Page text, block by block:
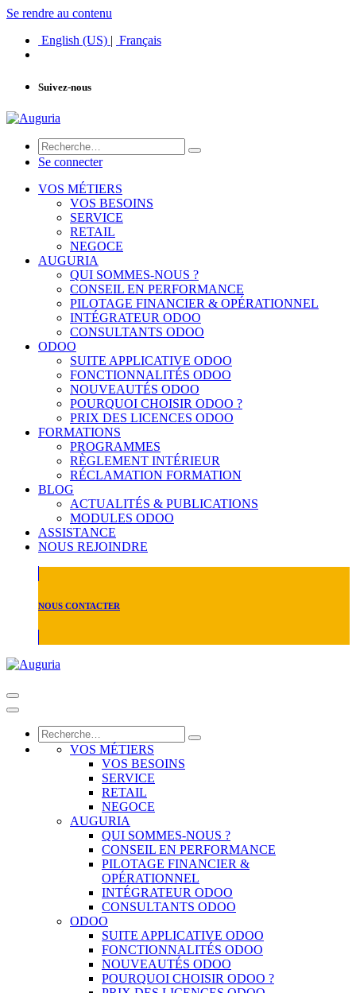
Se rendre au contenu
English (US) | Français
Suivez-nous
Se connecter
VOS MÉTIERS
VOS BESOINS
SERVICE
RETAIL
NEGOCE
AUGURIA
QUI SOMMES-NOUS ?
CONSEIL EN PERFORMANCE
PILOTAGE FINANCIER & OPÉRATIONNEL
INTÉGRATEUR ODOO
CONSULTANTS ODOO
ODOO
SUITE APPLICATIVE ODOO
FONCTIONNALITÉS ODOO
NOUVEAUTÉS ODOO
POURQUOI CHOISIR ODOO ?
PRIX DES LICENCES ODOO
FORMATIONS
PROGRAMMES
RÈGLEMENT INTÉRIEUR
RÉCLAMATION FORMATION
BLOG
ACTUALITÉS & PUBLICATIONS
MODULES ODOO
ASSISTANCE
NOUS REJOINDRE
NOUS CONTACTER
VOS MÉTIERS
VOS BESOINS
SERVICE
RETAIL
NEGOCE
AUGURIA
QUI SOMMES-NOUS ?
CONSEIL EN PERFORMANCE
PILOTAGE FINANCIER &
OPÉRATIONNEL
INTÉGRATEUR ODOO
CONSULTANTS ODOO
ODOO
SUITE APPLICATIVE ODOO
FONCTIONNALITÉS ODOO
NOUVEAUTÉS ODOO
POURQUOI CHOISIR ODOO ?